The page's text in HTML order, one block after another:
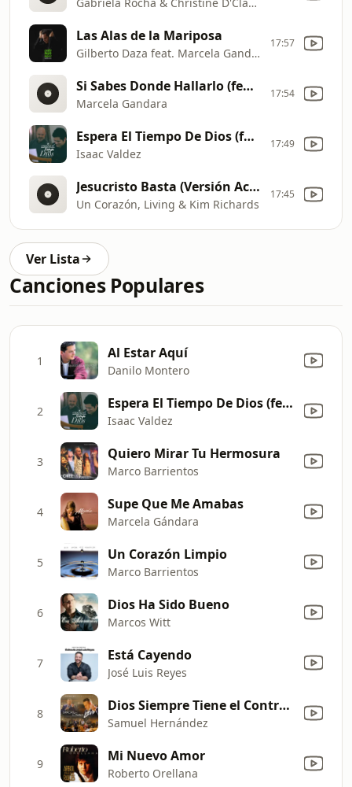
Las Alas de la Mariposa
Gilberto Daza feat. Marcela Gandara
17:57
Si Sabes Donde Hallarlo (feat. Marcos Vidal)
Marcela Gandara
17:54
Espera El Tiempo De Dios (feat. Gadiel Espinoza)
Isaac Valdez
17:49
Jesucristo Basta (Versión Acústica)
Un Corazón, Living & Kim Richards
17:45
Ver Lista
Canciones Populares
1 Al Estar Aquí
Danilo Montero
2 Espera El Tiempo De Dios (feat. Gadiel Espinoza)
Isaac Valdez
3 Quiero Mirar Tu Hermosura
Marco Barrientos
4 Supe Que Me Amabas
Marcela Gándara
5 Un Corazón Limpio
Marco Barrientos
6 Dios Ha Sido Bueno
Marcos Witt
7 Está Cayendo
José Luis Reyes
8 Dios Siempre Tiene el Control (Live)
Samuel Hernández
9 Mi Nuevo Amor
Roberto Orellana